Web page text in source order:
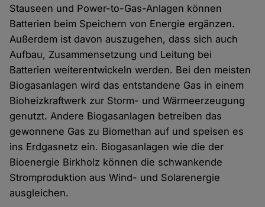
Stauseen und Power-to-Gas-Anlagen können
Batterien beim Speichern von Energie ergänzen.
Außerdem ist davon auszugehen, dass sich auch
Aufbau, Zusammensetzung und Leitung bei
Batterien weiterentwickeln werden. Bei den meisten
Biogasanlagen wird das entstandene Gas in einem
Bioheizkraftwerk zur Storm- und Wärmeerzeugung
genutzt. Andere Biogasanlagen betreiben das
gewonnene Gas zu Biomethan auf und speisen es
ins Erdgasnetz ein. Biogasanlagen wie die der
Bioenergie Birkholz können die schwankende
Stromproduktion aus Wind- und Solarenergie
ausgleichen.